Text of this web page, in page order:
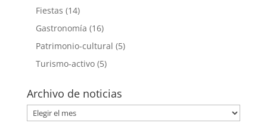
Fiestas (14)
Gastronomía (16)
Patrimonio-cultural (5)
Turismo-activo(5)
Archivo de noticias
Archivo